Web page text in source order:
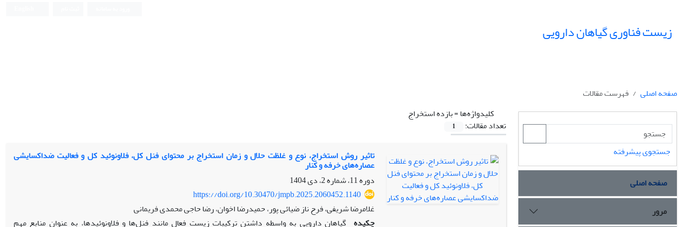
زیست فناوری گیاهان دارویی
صفحه اصلی
فهرست مقالات
کلیدواژه‌ها =بازده استخراج
تعداد مقالات:
1
تاثیر روش استخراج، نوع و غلظت حلال و زمان استخراج بر محتوای فنل کل، فلاونوئید کل و فعالیت ضداکسایشی
عصاره‌های خرفه و کنار
دوره 11، شماره 2، دی 1404
https://doi.org/10.30470/jmpb.2025.2060452.1140
غلامرضا شریفی، فرح ناز ضیائی پور، حمیدرضا اخوان، رضا حاجی محمدی فریمانی
چکیده گیاهان دارویی به واسطه داشتن ترکیبات زیست فعال مانند فنل‌ها و فلاونوئیدها، به عنوان منابع مهم
جستجوی پیشرفته
صفحه اصلی
مرور